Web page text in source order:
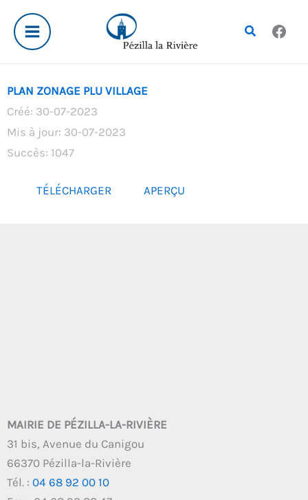
contenu
Rechercher
PLAN ZONAGE PLU VILLAGE
Créé: 30-07-2023
Mis à jour: 30-07-2023
Succès: 1047
TÉLÉCHARGER APERÇU
MAIRIE DE PÉZILLA-LA-RIVIÈRE
31 bis, Avenue du Canigou
66370 Pézilla-la-Rivière
Tél. : 04 68 92 00 10